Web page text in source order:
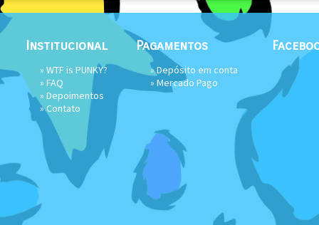
Institucional
» WTF is PUNKY?
» FAQ
» Depoimentos
»Contato
Pagamentos
» Depósito em conta
» Mercado Pago